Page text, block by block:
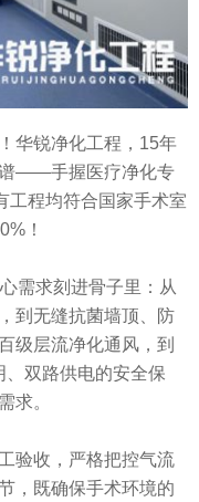
华锐净化工程，15年
谱——手握医疗净化专
工程均符合国家手术室
！
需求刻进骨子里：从
到无缝抗菌墙顶、防
级层流净化通风，到
双路供电的安全保
求。
验收，严格把控气流
，既确保手术环境的